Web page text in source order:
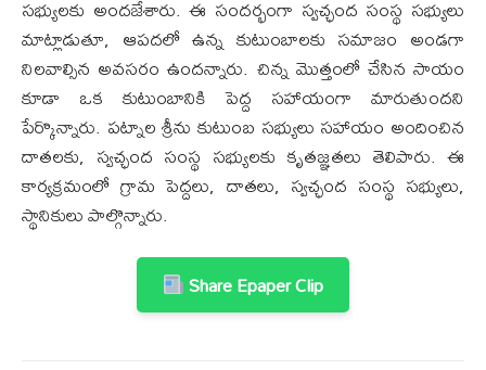
సభ్యులకు అందజేశారు. ఈ సందర్భంగా స్వచ్ఛంద సంస్థ సభ్యులు
మాట్లాడుతూ, ఆపదలో ఉన్న కుటుంబాలకు సమాజం అండగా
నిలవాల్సిన అవసరం ఉందన్నారు. చిన్న మొత్తంలో చేసిన సాయం
కూడా ఒక కుటుంబానికి పెద్ద సహాయంగా మారుతుందని
పేర్కొన్నారు. పట్నాల శ్రీను కుటుంబ సభ్యులు సహాయం అందించిన
దాతలకు, స్వచ్ఛంద సంస్థ సభ్యులకు కృతజ్ఞతలు తెలిపారు. ఈ
కార్యక్రమంలో గ్రామ పెద్దలు, దాతలు, స్వచ్ఛంద సంస్థ సభ్యులు,
స్థానికులు పాల్గొన్నారు.
Share Epaper Clip